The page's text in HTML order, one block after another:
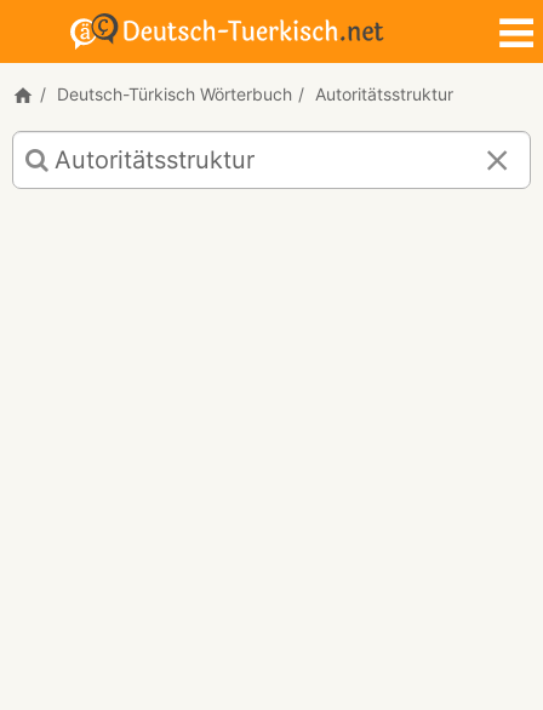
Deutsch-Türkisch Wörterbuch Autoritätsstruktur
Deutsch-
Türkisch
Übersetzung